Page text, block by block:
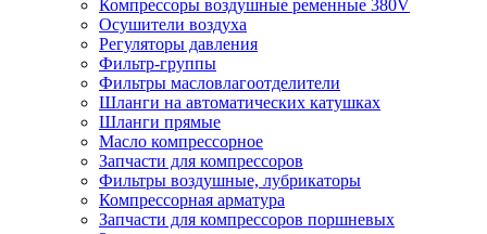
Компрессоры воздушные ременные 380V
Осушители воздуха
Регуляторы давления
Фильтр-группы
Фильтры масловлагоотделители
Шланги на автоматических катушках
Шланги прямые
Масло компрессорное
Запчасти для компрессоров
Фильтры воздушные, лубрикаторы
Компрессорная арматура
Запчасти для компрессоров поршневых